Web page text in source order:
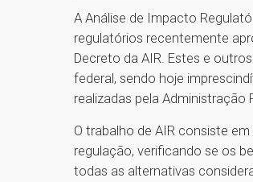
A Análise de Impacto
regulatórios recentemente
Decreto da AIR. Estes e
federal, sendo hoje
realizadas pela Administração
O trabalho de AIR consiste
regulação, verificando se os
todas as alternativas